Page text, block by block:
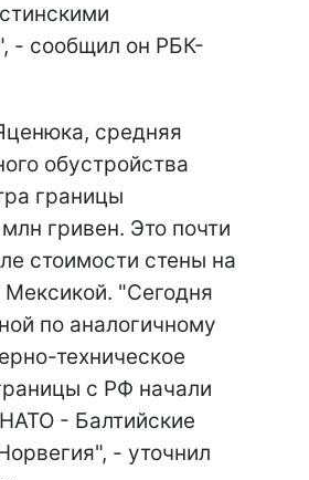
- сообщил он РБК-
средняя
обустройства
границы
гривен. Это почти
стоимости стены на
"Сегодня
по аналогичному
техническое
с РФ начали
- Балтийские
- уточнил